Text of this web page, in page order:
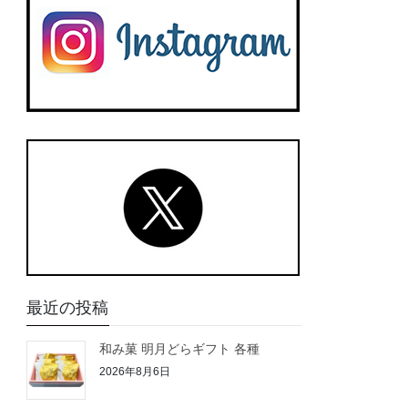
最近の投稿
和み菓 明月どらギフト 各種
2026年8月6日